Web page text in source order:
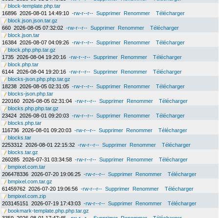
block-template.php.tar
16896 2026-08-01 14:49:10 -rw-r--r-- Supprimer Renommer
Télécharger
block.json.json.tar.gz
660 2026-08-05 07:32:02 -rw-r--r-- Supprimer Renommer
Télécharger
block.json.tar
16384 2026-08-07 04:09:26 -rw-r--r-- Supprimer Renommer
Télécharger
block.php.php.tar.gz
1735 2026-08-04 19:20:16 -rw-r--r-- Supprimer Renommer
Télécharger
block.php.tar
6144 2026-08-04 19:20:16 -rw-r--r-- Supprimer Renommer
Télécharger
blocks-json.php.php.tar.gz
18238 2026-08-05 02:31:05 -rw-r--r-- Supprimer Renommer
Télécharger
blocks-json.php.tar
220160 2026-08-05 02:31:04 -rw-r--r-- Supprimer Renommer
Télécharger
blocks.php.php.tar.gz
23424 2026-08-01 09:20:03 -rw-r--r-- Supprimer Renommer
Télécharger
blocks.php.tar
116736 2026-08-01 09:20:03 -rw-r--r-- Supprimer Renommer
Télécharger
blocks.tar
2253312 2026-08-01 22:15:32 -rw-r--r-- Supprimer Renommer
Télécharger
blocks.tar.gz
260285 2026-07-31 03:34:58 -rw-r--r-- Supprimer Renommer
Télécharger
bmpixel.com.tar
206478336 2026-07-20 19:06:25 -rw-r--r-- Supprimer Renommer
Télécharger
bmpixel.com.tar.gz
61459762 2026-07-20 19:06:56 -rw-r--r-- Supprimer Renommer
Télécharger
bmpixel.com.zip
203145151
2026-07-19 17:43:03 -rw-r--r-- Supprimer Renommer
Télécharger
bookmark-template.php.php.tar.gz